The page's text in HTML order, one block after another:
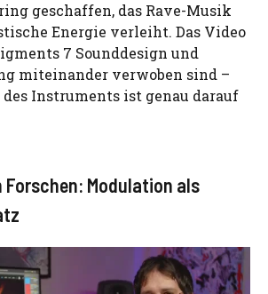
geschaffen, das Rave-Musik
Energie verleiht. Das Video
7 Sounddesign und
miteinander verwoben sind –
Instruments ist genau darauf
Forschen: Modulation als